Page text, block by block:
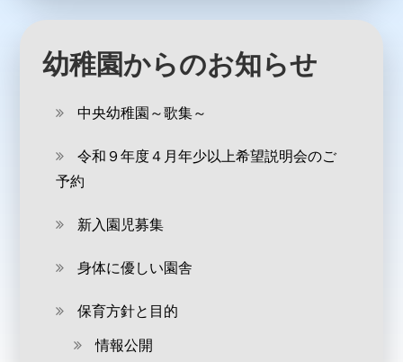
幼稚園からのお知らせ
中央幼稚園～歌集～
令和９年度４月年少以上希望説明会のご
予約
新入園児募集
身体に優しい園舎
保育方針と目的
情報公開